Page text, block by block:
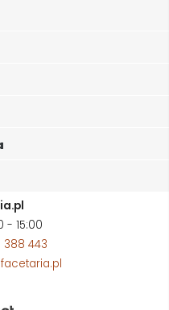
- 15:00
388 443